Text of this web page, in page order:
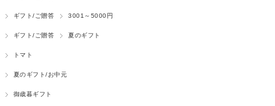
ギフト/ご贈答 3001～5000円
ギフト/ご贈答 夏のギフト
トマト
夏のギフト/お中元
御歳暮ギフト